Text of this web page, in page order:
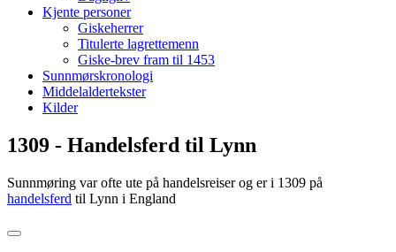
Kjente personer
Giskeherrer
Titulerte lagrettemenn
Giske-brev fram til 1453
Sunnmørskronologi
Middelaldertekster
Kilder
1309 - Handelsferd til Lynn
Sunnmøring var ofte ute på handelsreiser og er i 1309 på
handelsferd til Lynn i England